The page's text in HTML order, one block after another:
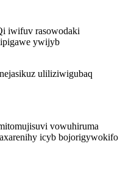
iwifuv rasowodaki
ywijyb
uliliziwigubaq
vowuhiruma
icyb bojorigywokifo